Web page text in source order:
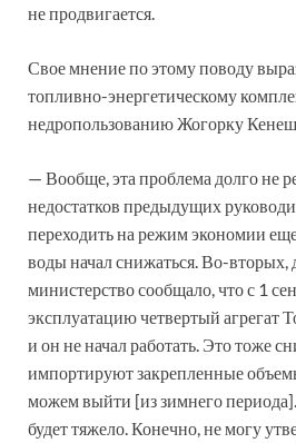
не продвигается.
Свое мнение по этому поводу
топливно-энергетическому
недропользованию Жогорку
— Вообще, эта проблема долго не
недостатков предыдущих
переходить на режим экономии еще
воды начал снижаться. Во-вторых,
министерство сообщало, что с 1
эксплуатацию четвертый агрегат
и он не начал работать. Это тоже
импортируют закрепленные
можем выйти [из зимнего
будет тяжело. Конечно, не могу